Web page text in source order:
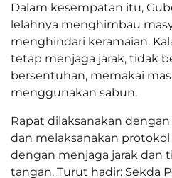
Dalam kesempatan itu,
lelahnya menghimbau
menghindari keramaian.
tetap menjaga jarak, tidak
bersentuhan, memakai
menggunakan sabun.
Rapat dilaksanakan
dan melaksanakan
dengan menjaga jarak dan
tangan. Turut hadir: Sekda